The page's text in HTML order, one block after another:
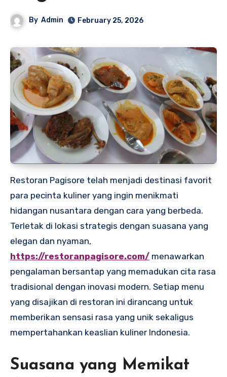
By Admin February 25, 2026
Restoran Pagisore telah menjadi destinasi favorit
para pecinta kuliner yang ingin menikmati
hidangan nusantara dengan cara yang berbeda.
Terletak di lokasi strategis dengan suasana yang
elegan dan nyaman,
https://restoranpagisore.com/ menawarkan
pengalaman bersantap yang memadukan cita rasa
tradisional dengan inovasi modern. Setiap menu
yang disajikan di restoran ini dirancang untuk
memberikan sensasi rasa yang unik sekaligus
mempertahankan keaslian kuliner Indonesia.
Suasana yang Memikat